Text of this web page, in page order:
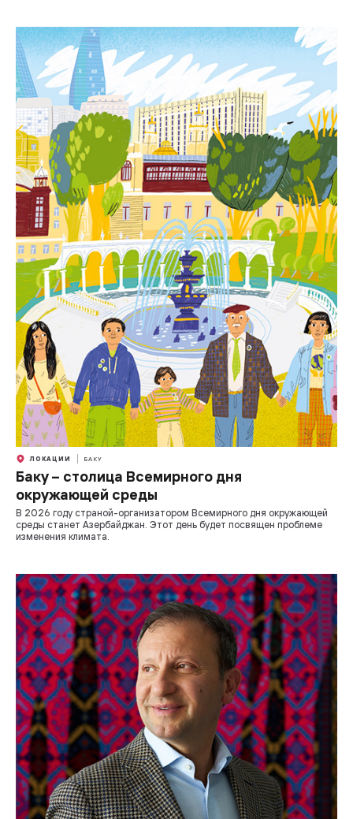
ЛОКАЦИИ БАКУ
Баку – столица Всемирного дня
окружающей среды
В 2026 году страной-организатором Всемирного дня окружающей
среды станет Азербайджан. Этот день будет посвящен проблеме
изменения климата.